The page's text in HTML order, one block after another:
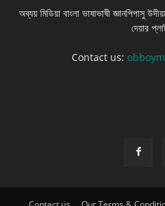
অব্যয় মিডিয়া বাংলা ভাষাভাষী জ্ঞানপিপাসু
দেয়ার
Contact us: